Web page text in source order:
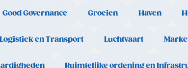
Good Governance Groeien Haven
Logistiek en Transport Luchtvaart
Ruimtelijke ordening en